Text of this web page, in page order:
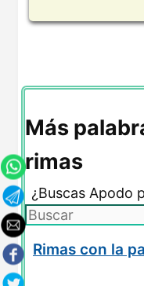
Más
rimas
¿Buscas Apodo
Rimas con la